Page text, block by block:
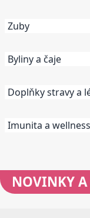
Zuby
Byliny a čaje
Doplňky stravy a
Imunita a wellness
NOVINKY